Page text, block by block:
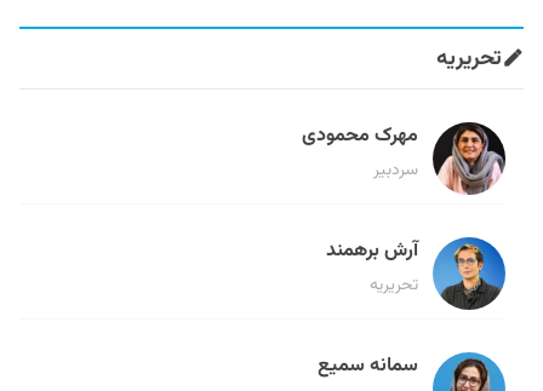
تحریریه
مهرک محمودی
سردبیر
آرش برهمند
تحریریه
سمانه سمیع